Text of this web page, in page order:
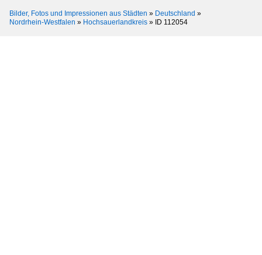
Bilder, Fotos und Impressionen aus Städten » Deutschland »
Nordrhein-Westfalen » Hochsauerlandkreis » ID 112054